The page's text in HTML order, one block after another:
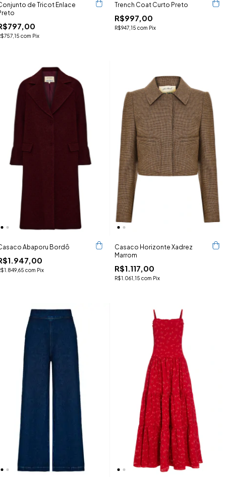
de Tricot Enlace
com Pix
Trench Coat Curto Preto
R$997,00
R$947,15 com Pix
Abaporu Bordô
com Pix
Casaco Horizonte Xadrez
Marrom
R$1.117,00
R$1.061,15 com Pix